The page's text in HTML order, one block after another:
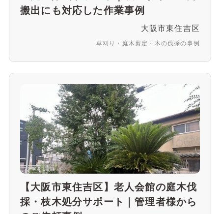
搬出にも対応した作業事例
大阪市東住吉区
草刈り・庭木剪定・木の伐採の事例
【大阪市東住吉区】老人会館の庭木伐
採・枝木処分サポート｜管理者様から